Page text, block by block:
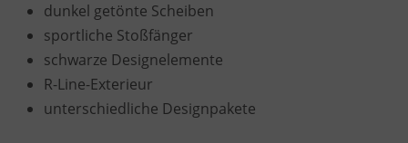
dunkel getönte Scheiben
sportliche Stoßfänger
schwarze Designelemente
R-Line-Exterieur
unterschiedliche Designpakete